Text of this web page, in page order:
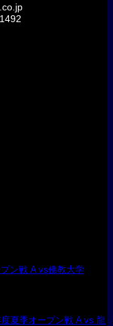
ン戦 A vs佛教大学
度夏季オープン戦 A vs 龍